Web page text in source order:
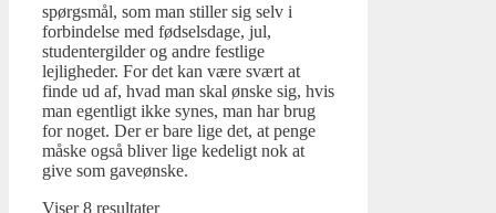
spørgsmål, som man stiller sig selv i
forbindelse med fødselsdage, jul,
studentergilder og andre festlige
lejligheder. For det kan være svært at
finde ud af, hvad man skal ønske sig, hvis
man egentligt ikke synes, man har brug
for noget. Der er bare lige det, at penge
måske også bliver lige kedeligt nok at
give som gaveønske.
Viser 8 resultater